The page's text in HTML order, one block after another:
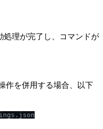
処理が完了し、コマンドが
作を併用する場合、以下